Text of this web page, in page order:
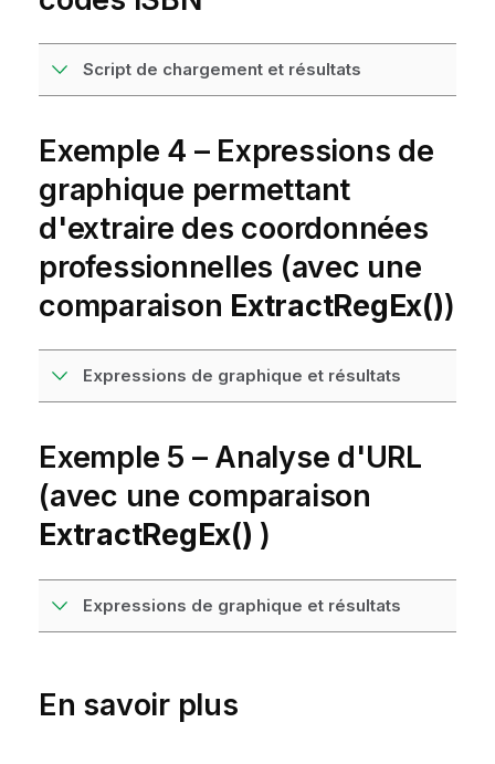
Script de chargement et résultats
Exemple 4 – Expressions de
graphique permettant
d'extraire des coordonnées
professionnelles (avec une
comparaison ExtractRegEx())
Expressions de graphique et résultats
Exemple 5 – Analyse d'URL
(avec une comparaison
ExtractRegEx() )
Expressions de graphique et résultats
En savoir plus